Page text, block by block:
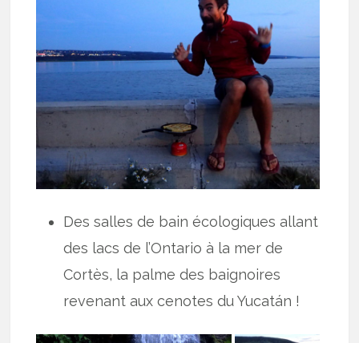
Des salles de bain écologiques allant
des lacs de l’Ontario à la mer de
Cortès, la palme des baignoires
revenant aux cenotes du Yucatán !